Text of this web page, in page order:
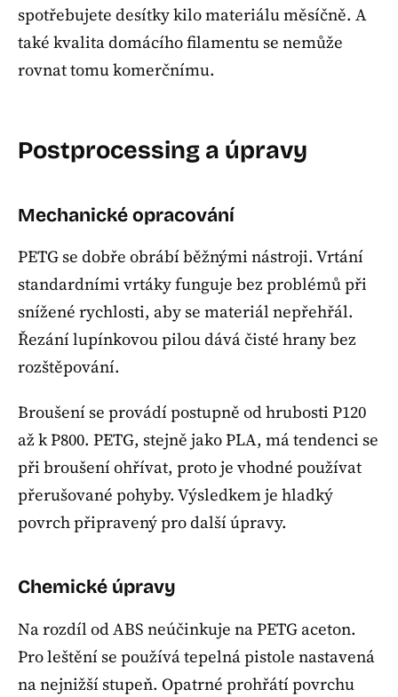
spotřebujete desítky kilo materiálu měsíčně. A
také kvalita domácího filamentu se nemůže
rovnat tomu komerčnímu.
Postprocessing a úpravy
Mechanické opracování
PETG se dobře obrábí běžnými nástroji. Vrtání
standardními vrtáky funguje bez problémů při
snížené rychlosti, aby se materiál nepřehřál.
Řezání lupínkovou pilou dává čisté hrany bez
rozštěpování.
Broušení se provádí postupně od hrubosti P120
až k P800. PETG, stejně jako PLA, má tendenci se
při broušení ohřívat, proto je vhodné používat
přerušované pohyby. Výsledkem je hladký
povrch připravený pro další úpravy.
Chemické úpravy
Na rozdíl od ABS neúčinkuje na PETG aceton.
Pro leštění se používá tepelná pistole nastavená
na nejnižší stupeň. Opatrné prohřátí povrchu